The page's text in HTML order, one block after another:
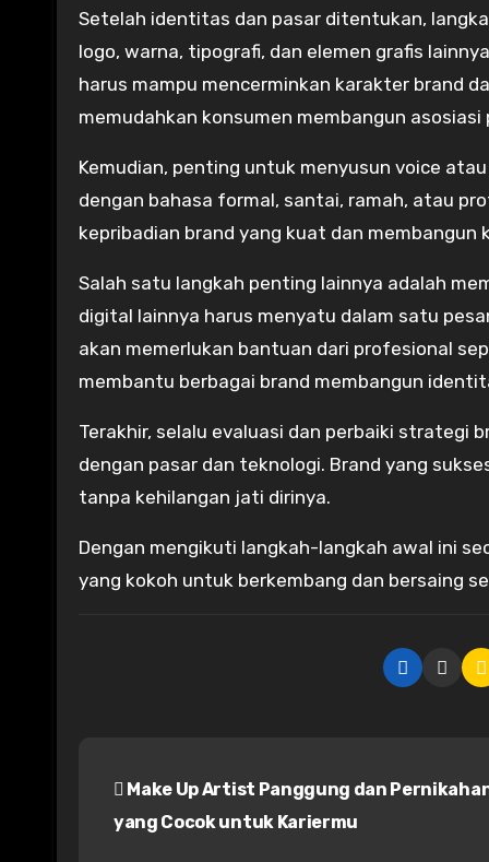
Setelah identitas dan pasar ditentukan,
logo, warna, tipografi, dan elemen grafis
harus mampu mencerminkan karakter brand
memudahkan konsumen membangun
Kemudian, penting untuk menyusun voice
dengan bahasa formal, santai, ramah, atau
kepribadian brand yang kuat dan membangun
Salah satu langkah penting lainnya adalah
digital lainnya harus menyatu dalam satu
akan memerlukan bantuan dari profesional
membantu berbagai brand membangun
Terakhir, selalu evaluasi dan perbaiki strategi
dengan pasar dan teknologi. Brand yang
tanpa kehilangan jati dirinya.
Dengan mengikuti langkah-langkah awal ini
yang kokoh untuk berkembang dan bersaing
Make Up Artist Panggung dan
yang Cocok untuk Kariermu